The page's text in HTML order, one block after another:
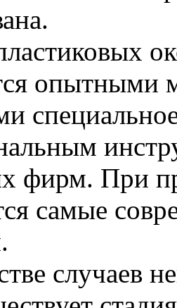
опытными
фирм. При
самые
случаев